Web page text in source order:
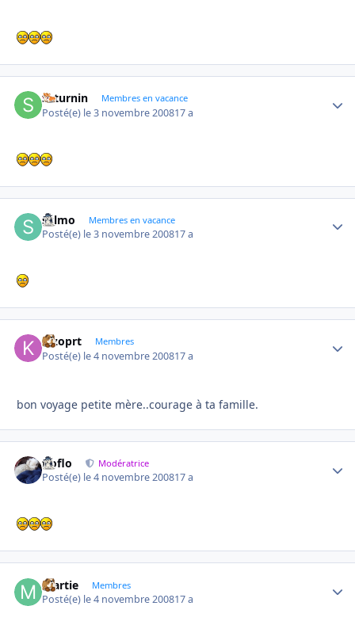
saturnin Membres en vacance
Posté(e) le 3 novembre 200817 a
sylmo Membres en vacance
Posté(e) le 3 novembre 200817 a
kizoprt Membres
Posté(e) le 4 novembre 200817 a
bon voyage petite mère..courage à ta famille.
floflo Modératrice
Posté(e) le 4 novembre 200817 a
martie Membres
Posté(e) le 4 novembre 200817 a